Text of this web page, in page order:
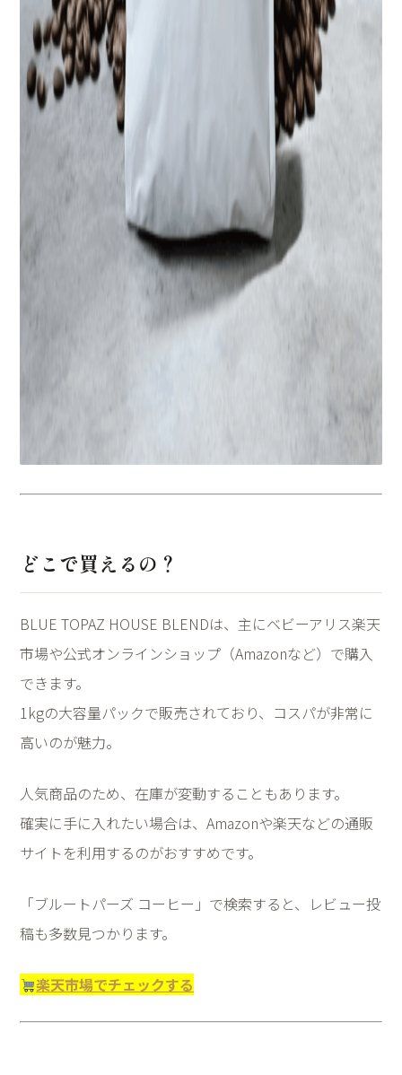
どこで買えるの？
BLUE TOPAZ HOUSE BLENDは、主にベビーアリス楽天
市場や公式オンラインショップ（Amazonなど）で購入
できます。
1kgの大容量パックで販売されており、コスパが非常に
高いのが魅力。
人気商品のため、在庫が変動することもあります。
確実に手に入れたい場合は、Amazonや楽天などの通販
サイトを利用するのがおすすめです。
「ブルートパーズ コーヒー」で検索すると、レビュー投
稿も多数見つかります。
楽天市場でチェックする